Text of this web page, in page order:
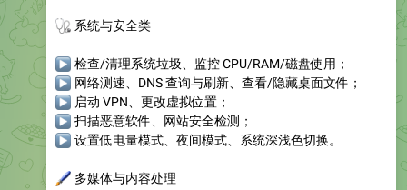
系统与安全类
检查/清理系统垃圾、监控 CPU/RAM/磁盘使用；
网络测速、DNS 查询与刷新、查看/隐藏桌面文件；
启动 VPN、更改虚拟位置；
扫描恶意软件、网站安全检测；
设置低电量模式、夜间模式、系统深浅色切换。
多媒体与内容处理